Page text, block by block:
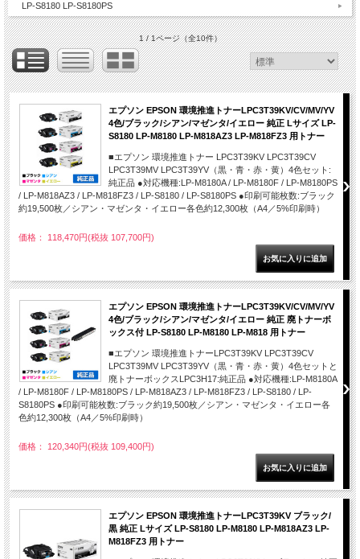
LP-S8180 LP-S8180PS
1 / 1ページ（全10件）
エプソン EPSON 環境推進トナーLPC3T39KV/CV/MV/YV
4色/ブラック/シアン/マゼンタ/イエロー 純正 Lサイズ LP-
S8180 LP-M8180 LP-M818AZ3 LP-M818FZ3 用トナー
■エプソン 環境推進トナー LPC3T39KV LPC3T39CV
LPC3T39MV LPC3T39YV（黒・青・赤・黄）4色セット:
純正品 ●対応機種:LP-M8180A / LP-M8180F / LP-M8180PS
/ LP-M818AZ3 / LP-M818FZ3 / LP-S8180 / LP-S8180PS ●印刷可能枚数:ブラック
約19,500枚／シアン・マゼンタ・イエロー各色約12,300枚（A4／5%印刷時）
価格： 118,470円(税抜 107,700円)
エプソン EPSON 環境推進トナーLPC3T39KV/CV/MV/YV
4色/ブラック/シアン/マゼンタ/イエロー 純正 廃トナーボ
ックス付 LP-S8180 LP-M8180 LP-M818 用トナー
■エプソン 環境推進トナーLPC3T39KV LPC3T39CV
LPC3T39MV LPC3T39YV（黒・青・赤・黄）4色セットと
廃トナーボックスLPC3H17:純正品 ●対応機種:LP-M8180A
/ LP-M8180F / LP-M8180PS / LP-M818AZ3 / LP-M818FZ3 / LP-S8180 / LP-
S8180PS ●印刷可能枚数:ブラック約19,500枚／シアン・マゼンタ・イエロー各
色約12,300枚（A4／5%印刷時）
価格： 120,340円(税抜 109,400円)
エプソン EPSON 環境推進トナーLPC3T39KV ブラック/
黒 純正 Lサイズ LP-S8180 LP-M8180 LP-M818AZ3 LP-
M818FZ3 用トナー